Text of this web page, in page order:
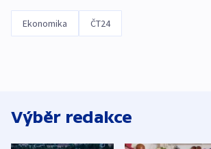
Ekonomika ČT24
Výběr redakce